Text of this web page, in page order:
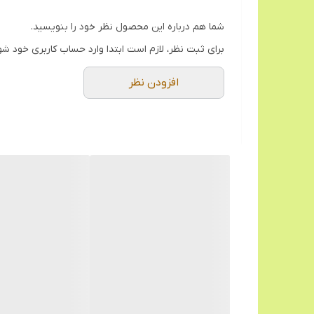
شما هم درباره این محصول نظر خود را بنویسید.
برای ثبت نظر، لازم است ابتدا وارد حساب کاربری خود
افزودن نظر